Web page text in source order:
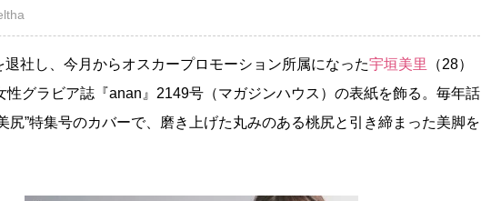
社し、今月からオスカープロモーション所属になった宇垣美里
（28）
性グラビア誌『anan』2149号（マガジンハウス）の表紙を飾る。毎年話
尻”特集号のカバーで、磨き上げた丸みのある桃尻と引き締まった美脚を